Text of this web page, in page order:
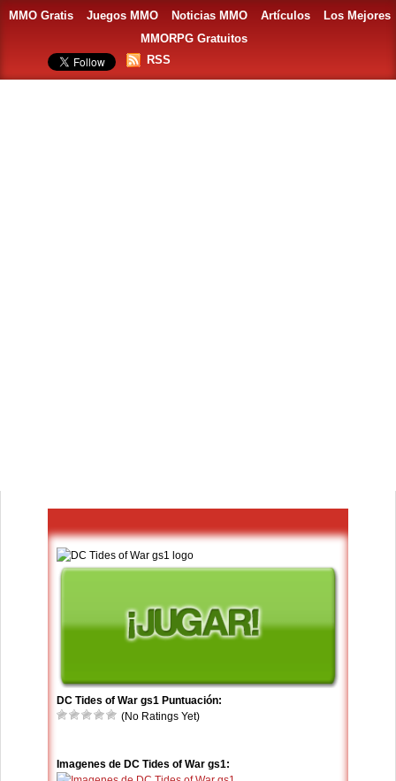
MMO Gratis Juegos MMO Noticias MMO Artículos
Los Mejores
MMORPG Gratuitos
RSS
DC Tides of War gs1 Puntuación:
(No Ratings Yet)
Imagenes de DC Tides of War gs1: